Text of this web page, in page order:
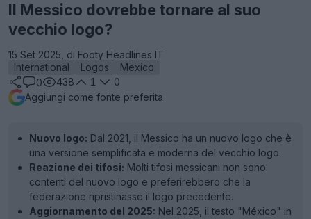
Il Messico dovrebbe tornare al suo
vecchio logo?
15 Set 2025, di Footy Headlines IT
International
Logos
Mexico
0
438 1
0
Aggiungi come fonte preferita
Nuovo logo: Dal 2021, il Messico ha un nuovo logo che è
una versione semplificata e moderna del vecchio logo.
Reazione dei tifosi: Molti tifosi messicani non sono
contenti del nuovo logo e preferirebbero che la
federazione ripristinasse il logo precedente.
Aggiornamento del 2025: Nel 2025, il testo "México" in